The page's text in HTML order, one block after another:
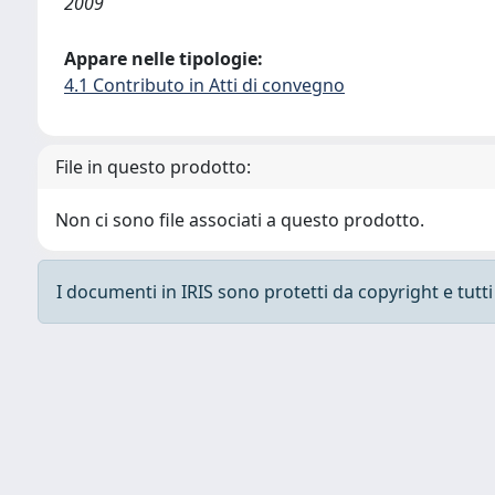
Appare nelle tipologie:
4.1 Contributo in Atti di convegno
File in questo prodotto:
Non ci sono file associati a questo prodotto.
I documenti in IRIS sono protetti da copyright e